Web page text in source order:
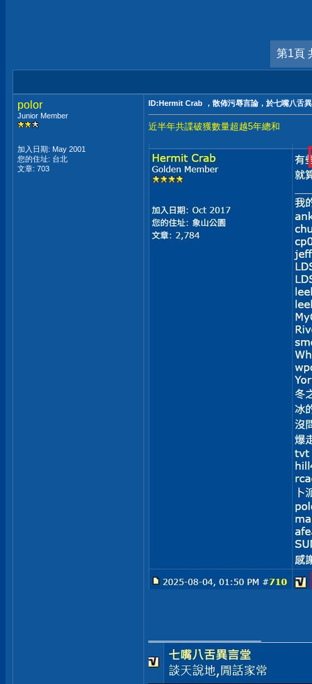
第1頁
polor
Junior Member
加入日期: May 2001
您的住址: 台北
文章: 703
ID:Hermit Crab ，散佈污辱言論，於七嘴八舌
近半年共諜破獲數量超越5年總和